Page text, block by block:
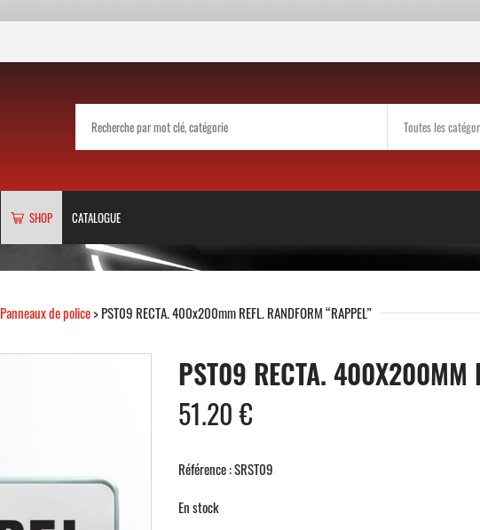
SHOP CATALOGUE
Panneaux de police> PST09 RECTA. 400x200mm REFL. RANDFORM “RAPPEL”
PST09 RECTA. 400X200MM
51.20€
Référence : SRST09
En stock